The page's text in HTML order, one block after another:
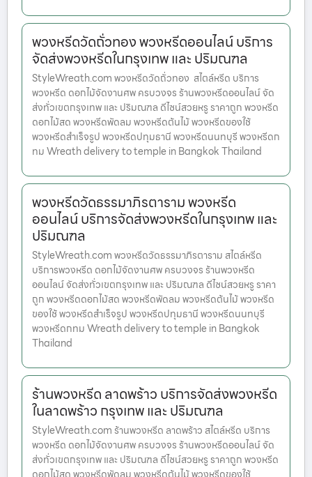
พวงหรีดวัดถั่วทอง พวงหรีดออนไลน์ บริการ
จัดส่งพวงหรีดในกรุงเทพ และ ปริมณฑล
StyleWreath.com พวงหรีดวัดถั่วทอง สไตล์หรีด บริการ
พวงหรีด ดอกไม้จัดงานศพ ครบวงจร ร้านพวงหรีดออนไลน์ จัด
ส่งทั่วเขตกรุงเทพ และ ปริมณฑล ดีไซน์สวยหรู ราคาถูก พวงหรีด
ดอกไม้สด พวงหรีดพัดลม พวงหรีดต้นไม้ พวงหรีดของใช้
พวงหรีดสำเร็จรูป พวงหรีดปทุมธานี พวงหรีดนนทบุรี พวงหรีดก
ทม Wreath delivery to temple in Bangkok Thailand
พวงหรีดวัดธรรมาภิรตาราม พวงหรีด
ออนไลน์ บริการจัดส่งพวงหรีดในกรุงเทพ และ
ปริมณฑล
StyleWreath.com พวงหรีดวัดธรรมาภิรตาราม สไตล์หรีด
บริการพวงหรีด ดอกไม้จัดงานศพ ครบวงจร ร้านพวงหรีด
ออนไลน์ จัดส่งทั่วเขตกรุงเทพ และ ปริมณฑล ดีไซน์สวยหรู ราคา
ถูก พวงหรีดดอกไม้สด พวงหรีดพัดลม พวงหรีดต้นไม้ พวงหรีด
ของใช้ พวงหรีดสำเร็จรูป พวงหรีดปทุมธานี พวงหรีดนนทบุรี
พวงหรีดกทม Wreath delivery to temple in Bangkok
Thailand
ร้านพวงหรีด ลาดพร้าว บริการจัดส่งพวงหรีด
ในลาดพร้าว กรุงเทพ และ ปริมณฑล
StyleWreath.com ร้านพวงหรีด ลาดพร้าว สไตล์หรีด บริการ
พวงหรีด ดอกไม้จัดงานศพ ครบวงจร ร้านพวงหรีดออนไลน์ จัด
ส่งทั่วเขตกรุงเทพ และ ปริมณฑล ดีไซน์สวยหรู ราคาถูก พวงหรีด